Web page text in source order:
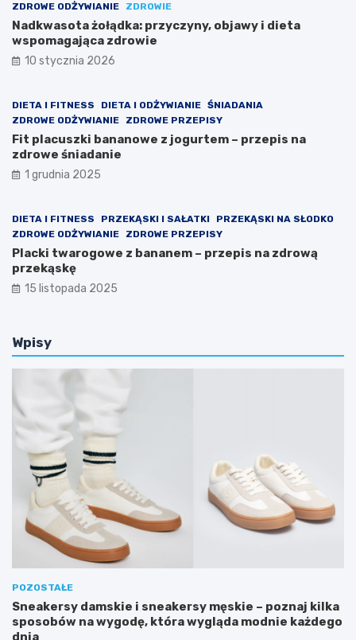
ZDROWE ODŻYWIANIE
ZDROWIE
Nadkwasota żołądka: przyczyny, objawy i dieta
wspomagająca zdrowie
10 stycznia 2026
DIETA I FITNESS DIETA I ODŻYWIANIE ŚNIADANIA
ZDROWE ODŻYWIANIE
ZDROWE PRZEPISY
Fit placuszki bananowe z jogurtem – przepis na
zdrowe śniadanie
1 grudnia 2025
DIETA I FITNESS PRZEKĄSKI I SAŁATKI
PRZEKĄSKI NA SŁODKO
ZDROWE ODŻYWIANIE
ZDROWE PRZEPISY
Placki twarogowe z bananem – przepis na zdrową
przekąskę
15 listopada 2025
Wpisy
POZOSTAŁE
Sneakersy damskie i sneakersy męskie – poznaj kilka
sposobów na wygodę, która wygląda modnie każdego
dnia